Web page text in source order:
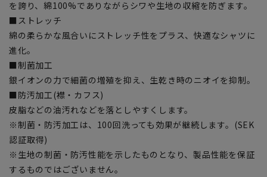
を誇り、綿100%でありながらシワや生地の収縮を防ぎます。
■ストレッチ
綿の柔らかな風合いにストレッチ性をプラス、快適なシャツに
進化。
■制菌加工
銀イオンの力で細菌の増殖を抑え、生乾き時のニオイを抑制。
■防汚加工(襟・カフス)
皮脂などの油汚れなどを落としやすくします。
※制菌・防汚加工は、100回洗っても効果が継続します。(SEK
認証取得)
※生地の制菌・防汚性能を示したものとなり、製品性能を保証
するものではございません。